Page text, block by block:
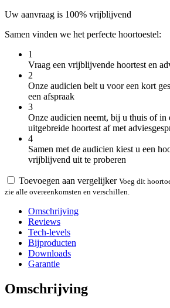
Uw aanvraag is 100% vrijblijvend
Samen vinden we het perfecte hoortoestel:
1
Vraag een vrijblijvende hoortest en
2
Onze audicien belt u voor een kort
een afspraak
3
Onze audicien neemt, bij u thuis of in
uitgebreide hoortest af met
4
Samen met de audicien kiest u een
vrijblijvend uit te proberen
Toevoegen aan vergelijker Voeg dit
zie alle overeenkomsten en verschillen.
Omschrijving
Reviews
Tech-levels
Bijproducten
Downloads
Garantie
Omschrijving